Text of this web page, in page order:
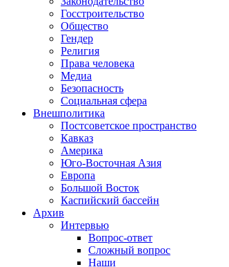
Госстроительство
Общество
Гендер
Религия
Права человека
Медиа
Безопасность
Социальная сфера
Внешполитика
Постсоветское пространство
Кавказ
Америка
Юго-Восточная Азия
Европа
Большой Восток
Каспийский бассейн
Архив
Интервью
Вопрос-ответ
Сложный вопрос
Наши